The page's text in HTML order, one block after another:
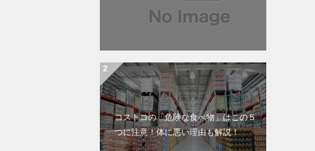
コストコの「危険な食べ物」はこの５
つに注意！体に悪い理由も解説！